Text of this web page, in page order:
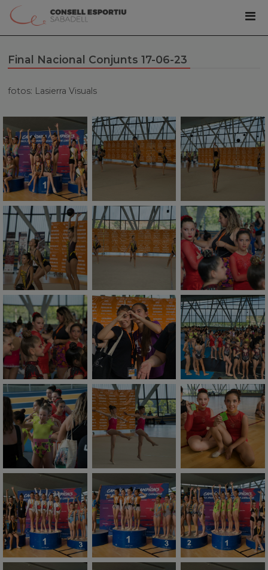
Final Nacional Conjunts 17-06-23
fotos: Lasierra Visuals